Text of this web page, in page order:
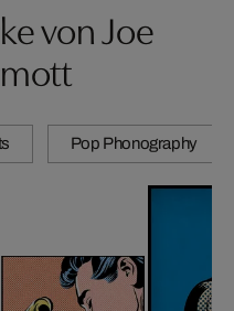
von Joe
Pop Phonography